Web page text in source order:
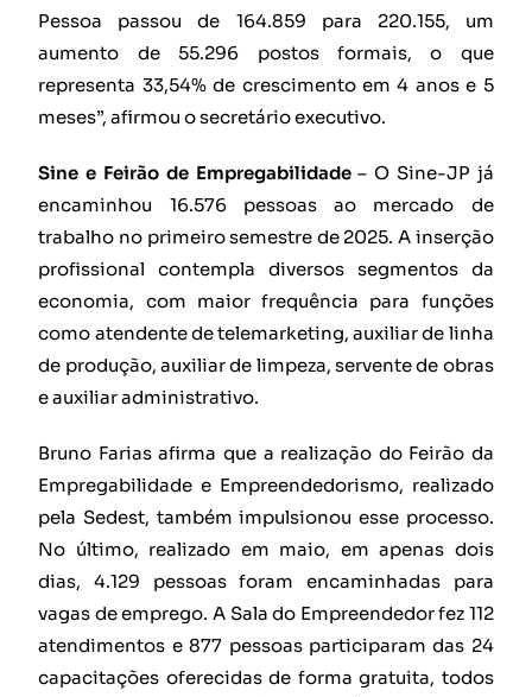
Pessoa passou de 164.859 para 220.155, um
aumento de 55.296 postos formais, o que
representa 33,54% de crescimento em 4 anos e 5
meses”, afirmou o secretário executivo.
Sine e Feirão de Empregabilidade– O Sine-JP já
encaminhou 16.576 pessoas ao mercado de
trabalho no primeiro semestre de 2025. A inserção
profissional contempla diversos segmentos da
economia, com maior frequência para funções
como atendente de telemarketing, auxiliar de linha
de produção, auxiliar de limpeza, servente de obras
e auxiliar administrativo.
Bruno Farias afirma que a realização do Feirão da
Empregabilidade e Empreendedorismo, realizado
pela Sedest, também impulsionou esse processo.
No último, realizado em maio, em apenas dois
dias, 4.129 pessoas foram encaminhadas para
vagas de emprego. A Sala do Empreendedor fez 112
atendimentos e 877 pessoas participaram das 24
capacitações oferecidas de forma gratuita, todos